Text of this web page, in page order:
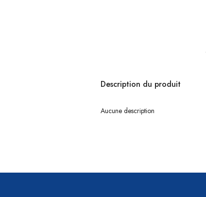
Description du produit
Aucune description